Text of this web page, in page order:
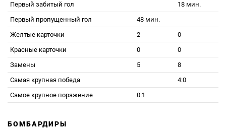
Первый забитый гол
18 мин.
Первый пропущенный гол
48 мин.
Желтые карточки
2
0
Красные карточки
0
0
Замены
5
8
Самая крупная победа
4:0
Самое крупное поражение
0:1
БОМБАРДИРЫ